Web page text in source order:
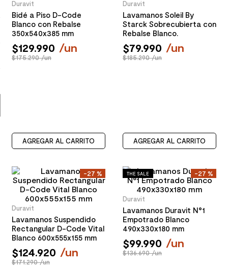
8. receptaculo
9. spc
10. columna ducha
Duravit
Bidé a Piso D-Code
Blanco con Rebalse
350x540x385 mm
$129.990 /un
$175.290 /un
AGREGAR AL CARRITO
Duravit
Lavamanos Soleil By
Starck Sobrecubierta con
Rebalse Blanco.
$79.990 /un
$185.290 /un
AGREGAR AL CARRITO
-27 %
Duravit
Lavamanos Suspendido
Rectangular D-Code Vital
Blanco 600x555x155 mm
$124.920 /un
$171.290 /un
-27 %
THE SALE
Duravit
Lavamanos Duravit N°1
Empotrado Blanco
490x330x180 mm
$99.990 /un
$136.690 /un